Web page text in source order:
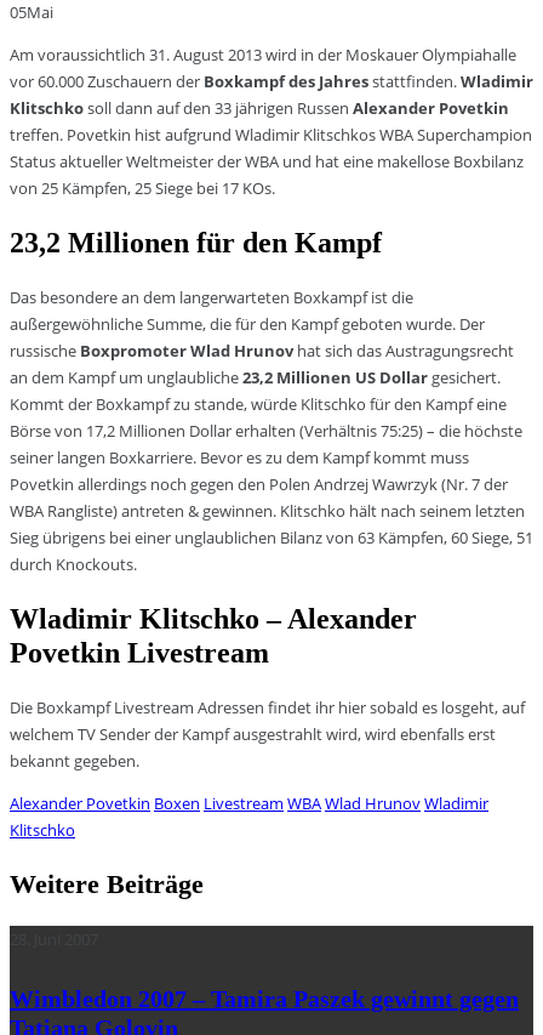
05Mai
Am voraussichtlich 31. August 2013 wird in der Moskauer Olympiahalle
vor 60.000 Zuschauern der Boxkampf des Jahresstattfinden.Wladimir
Klitschkosoll dann auf den 33 jährigen Russen Alexander Povetkin
treffen. Povetkin hist aufgrund Wladimir Klitschkos WBA Superchampion
Status aktueller Weltmeister der WBA und hat eine makellose Boxbilanz
von 25 Kämpfen, 25 Siege bei 17 KOs.
23,2 Millionen für den Kampf
Das besondere an dem langerwarteten Boxkampf ist die
außergewöhnliche Summe, die für den Kampf geboten wurde. Der
russische Boxpromoter Wlad Hrunovhat sich das Austragungsrecht
an dem Kampf um unglaubliche23,2 Millionen US Dollar gesichert.
Kommt der Boxkampf zu stande, würde Klitschko für den Kampf eine
Börse von 17,2 Millionen Dollar erhalten (Verhältnis 75:25) – die höchste
seiner langen Boxkarriere. Bevor es zu dem Kampf kommt muss
Povetkin allerdings noch gegen den Polen Andrzej Wawrzyk (Nr. 7 der
WBA Rangliste) antreten & gewinnen. Klitschko hält nach seinem letzten
Sieg übrigens bei einer unglaublichen Bilanz von 63 Kämpfen, 60 Siege, 51
durch Knockouts.
Wladimir Klitschko – Alexander
Povetkin Livestream
Die Boxkampf Livestream Adressen findet ihr hier sobald es losgeht, auf
welchem TV Sender der Kampf ausgestrahlt wird, wird ebenfalls erst
bekannt gegeben.
Alexander Povetkin Boxen Livestream WBAWlad HrunovWladimir
Klitschko
Weitere Beiträge
Wimbledon 2007 – Tamira Paszek gewinnt gegen
Tatiana Golovin